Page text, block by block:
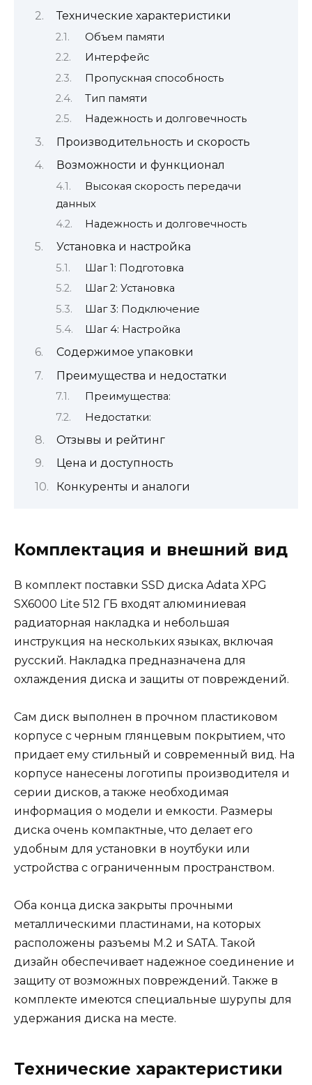
Технические характеристики
Объем памяти
Интерфейс
Пропускная способность
Тип памяти
Надежность и долговечность
Производительность и скорость
Возможности и функционал
Высокая скорость передачи
данных
Надежность и долговечность
Установка и настройка
Шаг 1: Подготовка
Шаг 2: Установка
Шаг 3: Подключение
Шаг 4: Настройка
Содержимое упаковки
Преимущества и недостатки
Преимущества:
Недостатки:
Отзывы и рейтинг
Цена и доступность
Конкуренты и аналоги
Комплектация и внешний вид
В комплект поставки SSD диска Adata XPG
SX6000 Lite 512 ГБ входят алюминиевая
радиаторная накладка и небольшая
инструкция на нескольких языках, включая
русский. Накладка предназначена для
охлаждения диска и защиты от повреждений.
Сам диск выполнен в прочном пластиковом
корпусе с черным глянцевым покрытием, что
придает ему стильный и современный вид. На
корпусе нанесены логотипы производителя и
серии дисков, а также необходимая
информация о модели и емкости. Размеры
диска очень компактные, что делает его
удобным для установки в ноутбуки или
устройства с ограниченным пространством.
Оба конца диска закрыты прочными
металлическими пластинами, на которых
расположены разъемы M.2 и SATA. Такой
дизайн обеспечивает надежное соединение и
защиту от возможных повреждений. Также в
комплекте имеются специальные шурупы для
удержания диска на месте.
Технические характеристики